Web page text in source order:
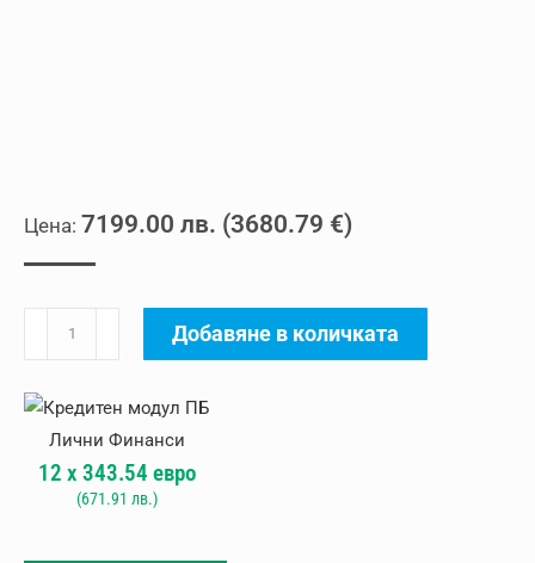
7199.00 лв. (3680.79 €)
за
климатик
Daikin
FCQG100F/
RZQG100LV1
Добавяне в количката
12 x 343.54 евро
(671.91 лв.)